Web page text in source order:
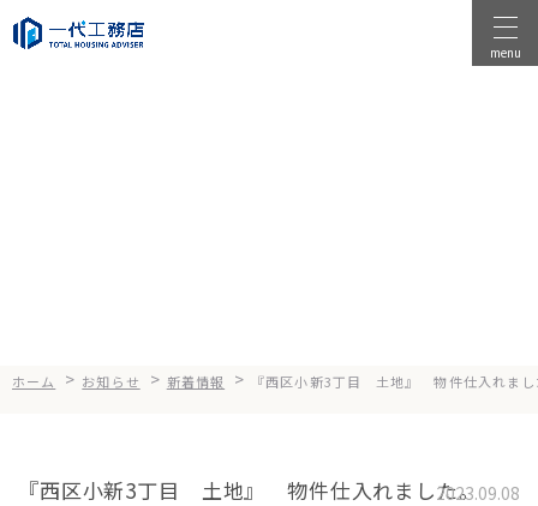
企業方針
コンセプト
menu
ホーム > お知らせ > 新着情報 > 『西区小新3丁目 土地』 物件仕入れまし
『西区小新3丁目 土地』 物件仕入れました。2023.09.08